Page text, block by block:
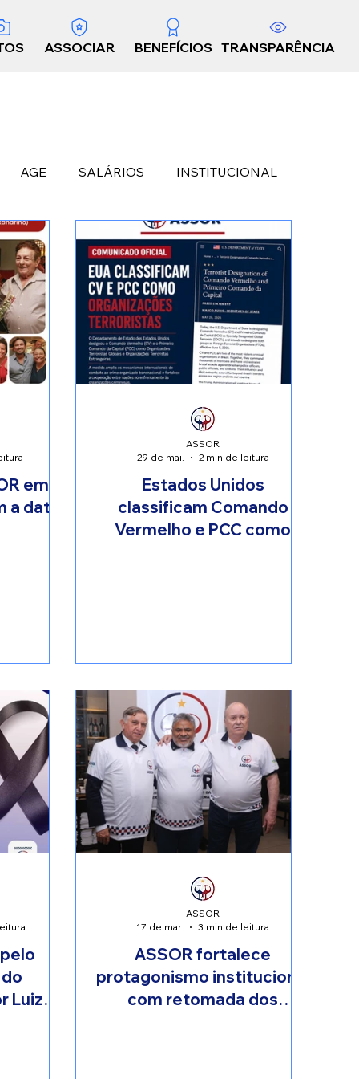
ASSOCIAR BENEFÍCIOS TRANSPARÊNCIA
AGE SALÁRIOS INSTITUCIONAL
LEGISLATIVO OPINIÃO
em
data
Estados Unidos
classificam Comando
Vermelho e PCC como
ASSOR
29 de mai.
2 min de leitura
Luiz
ASSOR fortalece
protagonismo institucional
com retomada dos
ASSOR
17 de mar.
3 min de leitura